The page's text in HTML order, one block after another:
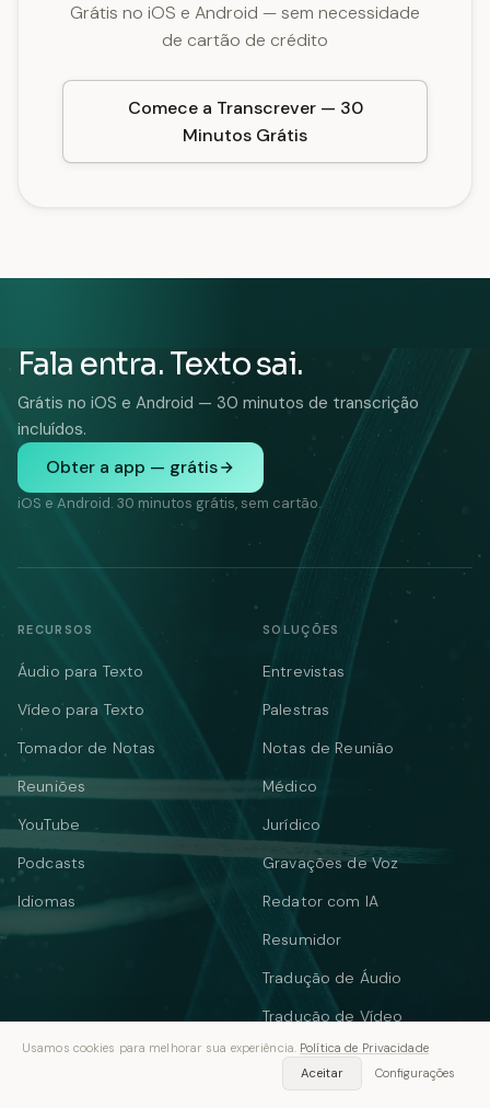
Grátis no iOS e Android — sem necessidade
de cartão de crédito
Comece a Transcrever — 30
Minutos Grátis
Fala entra. Texto sai.
Grátis no iOS e Android — 30 minutos de transcrição
incluídos.
Obter a app — grátis
iOS e Android. 30 minutos grátis, sem cartão.
RECURSOS
Áudio para Texto
Vídeo para Texto
Tomador de Notas
Reuniões
YouTube
Podcasts
Idiomas
SOLUÇÕES
Entrevistas
Palestras
Notas de Reunião
Médico
Jurídico
Gravações de Voz
Redator com IA
Resumidor
Tradução de Áudio
Tradução de Vídeo
Texto para Fala
Usamos cookies para melhorar sua experiência. Política de Privacidade
Aceitar
Configurações